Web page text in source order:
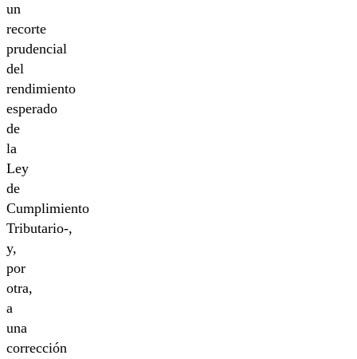
un
recorte
prudencial
del
rendimiento
esperado
de
la
Ley
de
Cumplimiento
Tributario-,
y,
por
otra,
a
una
corrección